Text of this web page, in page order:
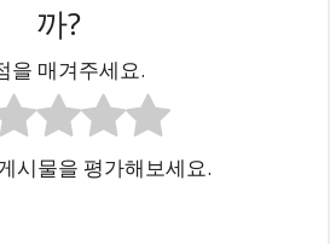
까?
을 매겨주세요.
시물을 평가해보세요.